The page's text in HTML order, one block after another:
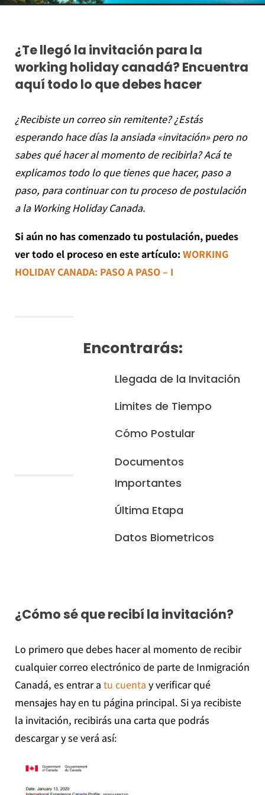
¿Te llegó la invitación para la
working holiday canadá? Encuentra
aquí todo lo que debes hacer
¿Recibiste un correo sin remitente? ¿Estás
esperando hace días la ansiada «invitación» pero no
sabes qué hacer al momento de recibirla? Acá te
explicamos todo lo que tienes que hacer, paso a
paso, para continuar con tu proceso de postulación
a la Working Holiday Canada.
Si aún no has comenzado tu postulación, puedes
ver todo el proceso en este artículo:WORKING
HOLIDAY CANADA: PASO A PASO – I
Encontrarás:
Llegada de la Invitación
Limites de Tiempo
Cómo Postular
Documentos
Importantes
Última Etapa
Datos Biometricos
¿Cómo sé que recibí la invitación?
Lo primero que debes hacer al momento de recibir
cualquier correo electrónico de parte de Inmigración
Canadá, es entrar a tu cuenta y verificar qué
mensajes hay en tu página principal. Si ya recibiste
la invitación, recibirás una carta que podrás
descargar y se verá así: